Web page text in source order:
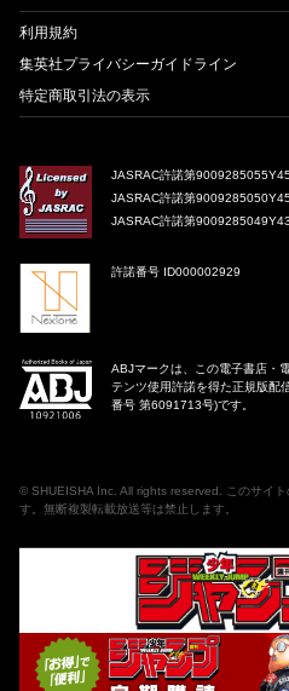
利用規約
集英社プライバシーガイドライン
特定商取引法の表示
JASRAC許諾第
JASRAC許諾第
JASRAC許諾第
許諾番号 ID000002929
ABJマークは、この電子書店・
テンツ使用許諾を得た正規版配
番号 第6091713号)です。
© SHUEISHA Inc. All rights reserved. このサイ
す。無断複製転載放送等は禁止します。